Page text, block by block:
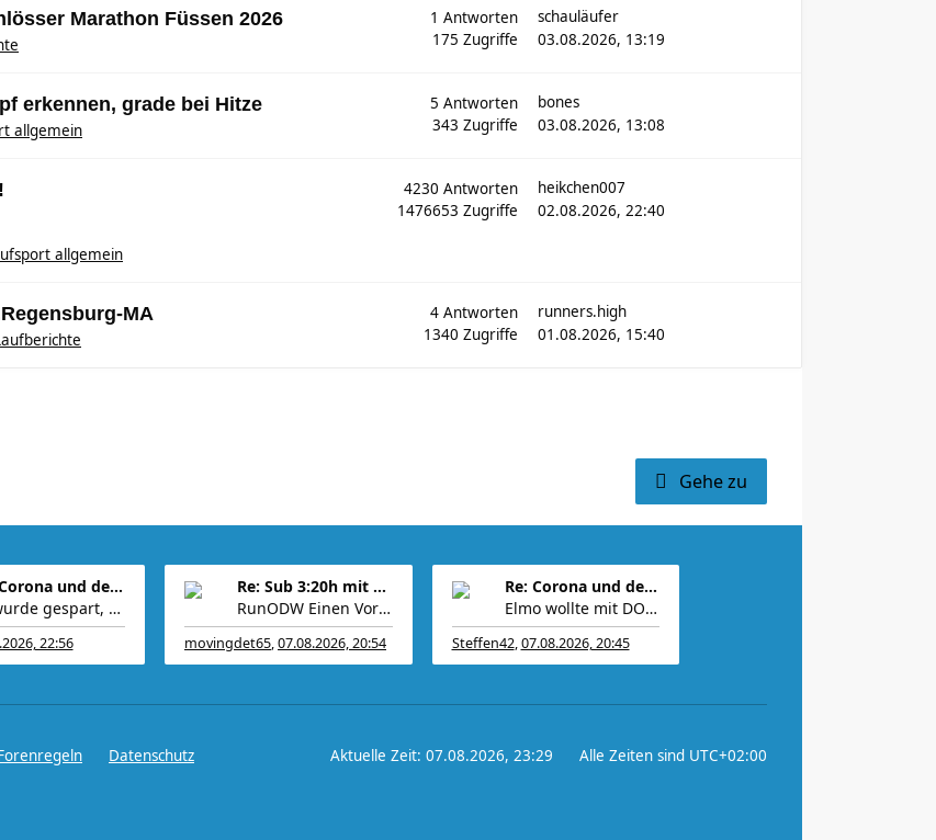
Marathon Füssen 2026 1Antworten
175Zugriffe
schauläufer
03.08.2026, 13:19
erkennen, grade bei Hitze
allgemein
5Antworten
343Zugriffe
bones
03.08.2026, 13:08
allgemein
4230Antworten
1476653Zugriffe
heikchen007
02.08.2026, 22:40
MA 4Antworten
1340Zugriffe
runners.high
01.08.2026, 15:40
Gehe zu
Re: Corona und der Sport
Es wurde gespart, koste es, was es wolle. Viele
22:56
Re: Sub 3:20h mit 3-4 mal Training die Woche machb
RunODW Einen Vorbereitungs-WK 4 Wo. vorher gibt es
movingdet65,07.08.2026, 20:54
Re: Corona und der Sport
Elmo wollte mit DOGE 2 Billionen einsparen. Am End
Steffen42,07.08.2026, 20:45
Datenschutz Alle Zeiten sind UTC+02:00
Aktuelle Zeit: 07.08.2026, 23:29